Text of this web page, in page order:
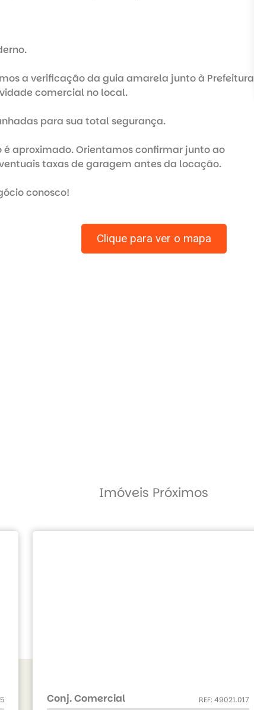
a verificação da guia amarela junto à Prefeitura
comercial no local.
para sua total segurança.
é aproximado. Orientamos confirmar junto ao
taxas de garagem antes da locação.
Clique para ver o mapa
Imóveis Próximos
Conj. Comercial REF: 49021.017